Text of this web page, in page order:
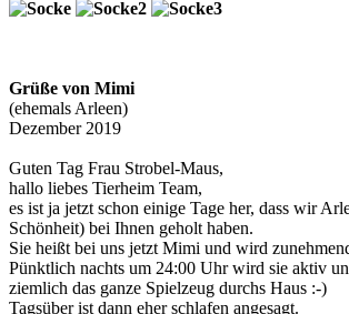
Grüße von Mimi
(ehemals Arleen)
Dezember 2019
Guten Tag Frau Strobel-Maus,
hallo liebes Tierheim Team,
es ist ja jetzt schon einige Tage her, dass wir
Schönheit) bei Ihnen geholt haben.
Sie heißt bei uns jetzt Mimi und wird
Pünktlich nachts um 24:00 Uhr wird sie aktiv
ziemlich das ganze Spielzeug durchs Haus :-)
Tagsüber ist dann eher schlafen angesagt.